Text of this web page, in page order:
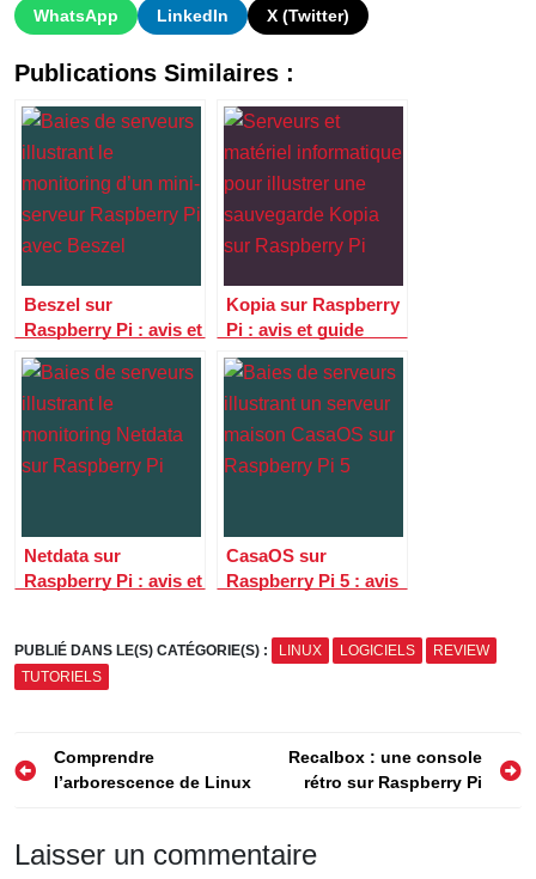
WhatsApp
LinkedIn X (Twitter)
Publications Similaires :
Beszel sur
Raspberry Pi : avis et
guide pour surveiller
Docker et votre mini-
serveur
Kopia sur Raspberry
Pi : avis et guide
pour sauvegarder
votre mini-serveur
Docker
Netdata sur
Raspberry Pi : avis et
temps réel
CasaOS sur
Raspberry Pi 5 : avis
PUBLIÉ DANS LE(S) CATÉGORIE(S) : LINUX LOGICIELS
REVIEW
TUTORIELS
Navigation
Comprendre
l’arborescence de Linux
Recalbox : une console
rétro sur Raspberry Pi
Laisser un commentaire